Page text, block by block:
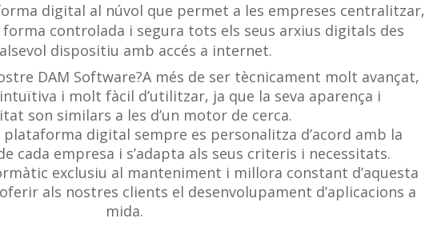
digital al núvol que permet a les empreses centralitzar,
controlada i segura tots els seus arxius digitals des
dispositiu amb accés a internet.
DAM Software?A més de ser tècnicament molt avançat,
i molt fàcil d’utilitzar, ja que la seva aparença i
son similars a les d’un motor de cerca.
plataforma digital sempre es personalitza d’acord amb la
cada empresa i s’adapta als seus criteris i necessitats.
exclusiu al manteniment i millora constant d’aquesta
als nostres clients el desenvolupament d’aplicacions a
mida.